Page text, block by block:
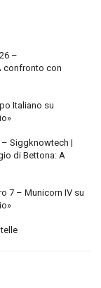
–
confronto con
Italiano su
– Siggknowtech |
di Bettona: A
7 – Municorn IV su